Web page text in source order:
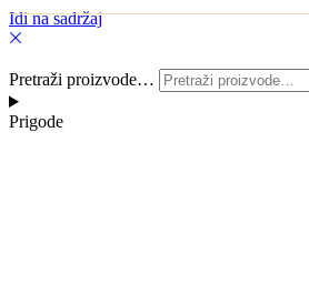
Idi na sadržaj
Pretraži proizvode…
Prigode